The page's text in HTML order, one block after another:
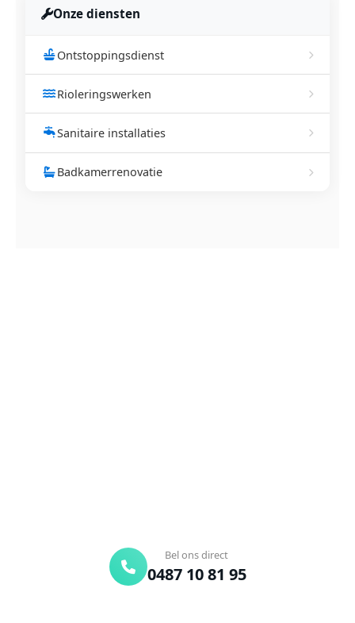
Onze diensten
Ontstoppingsdienst
Rioleringswerken
Sanitaire installaties
Badkamerrenovatie
Bel ons direct
0487 10 81 95